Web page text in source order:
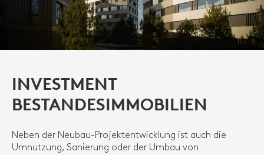
INVESTMENT
BESTANDESIMMOBILIEN
Neben der Neubau-Projektentwicklung ist auch die
Umnutzung, Sanierung oder der Umbau von